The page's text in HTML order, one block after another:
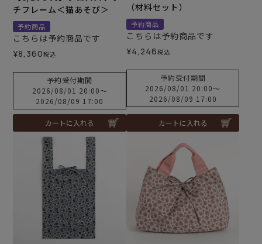
チフレーム＜猫あそび＞
予約商品
こちらは予約商品です
¥8,360税込
予約受付期間
2026/08/01 20:00〜
2026/08/09 17:00
カートに入れる
（材料セット）
予約商品
こちらは予約商品です
¥4,246税込
予約受付期間
2026/08/01 20:00〜
2026/08/09 17:00
カートに入れる